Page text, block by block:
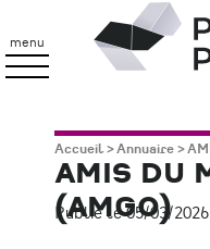
contenu
principal
menu
Patrimoine
Fil
d'Ariane
Accueil Annuaire
AMIS DU
(AMGO)
Publié le 05/03/